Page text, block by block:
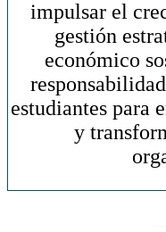
impulsar el
gestión
económico
estudiantes para
y